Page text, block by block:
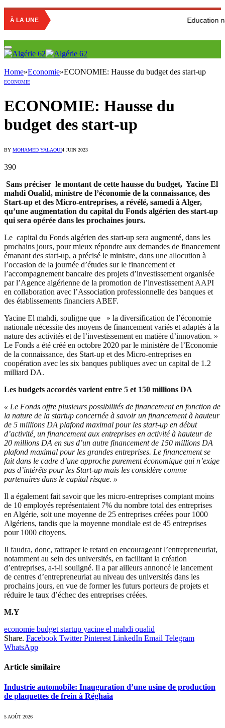
À LA UNE Education nationale :
Home»Economie»ECONOMIE: Hausse du budget des start-up
ECONOMIE
ECONOMIE: Hausse du
budget des start-up
BY MOHAMED YALAOUI4 JUIN 2023
390
Sans préciser le montant de cette hausse du budget, Yacine El
mahdi Oualid, ministre de l’économie de la connaissance, des
Start-up et des Micro-entreprises, a révélé, samedi à Alger,
qu’une augmentation du capital du Fonds algérien des start-up
qui sera opérée dans les prochaines jours.
Le capital du Fonds algérien des start-up sera augmenté, dans les
prochains jours, pour mieux répondre aux demandes de financement
émanant des start-up, a précisé le ministre, dans une allocution à
l’occasion de la journée d’études sur le financement et
l’accompagnement bancaire des projets d’investissement organisée
par l’Agence algérienne de la promotion de l’investissement AAPI
en collaboration avec l’Association professionnelle des banques et
des établissements financiers ABEF.
Yacine El mahdi, souligne que » la diversification de l’économie
nationale nécessite des moyens de financement variés et adaptés à la
nature des activités et de l’investissement en matière d’innovation. »
Le Fonds a été créé en octobre 2020 par le ministère de l’Economie
de la connaissance, des Start-up et des Micro-entreprises en
coopération avec les six banques publiques avec un capital de 1.2
milliard DA.
Les budgets accordés varient entre 5 et 150 millions DA
« Le Fonds offre plusieurs possibilités de financement en fonction de
la nature de la startup concernée à savoir un financement à hauteur
de 5 millions DA plafond maximal pour les start-up en début
d’activité, un financement aux entreprises en activité à hauteur de
20 millions DA en sus d’un autre financement de 150 millions DA
plafond maximal pour les grandes entreprises. Le financement se
fait dans le cadre d’une approche purement économique qui n’exige
pas d’intérêts pour les Start-up mais les considère comme
partenaires dans le capital risque. »
Il a également fait savoir que les micro-entreprises comptant moins
de 10 employés représentaient 7% du nombre total des entreprises
en Algérie, soit une moyenne de 25 entreprises créées pour 1000
Algériens, tandis que la moyenne mondiale est de 45 entreprises
pour 1000 citoyens.
Il faudra, donc, rattraper le retard en encourageant l’entrepreneuriat,
notamment au sein des universités, en facilitant la création
d’entreprises, a-t-il souligné. Il a par ailleurs annoncé le lancement
de centres d’entrepreneuriat au niveau des universités dans les
prochains jours, en vue de former les futurs porteurs de projets et
réduire le taux d’échec des entreprises créées.
M.Y
economie budget startup yacine el mahdi oualid
Share. Facebook Twitter Pinterest LinkedIn Email Telegram
WhatsApp
Article similaire
Industrie automobile: Inauguration d’une usine de production
de plaquettes de frein à Réghaïa
5 AOÛT 2026